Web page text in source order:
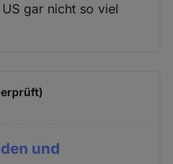
gar nicht so viel
und